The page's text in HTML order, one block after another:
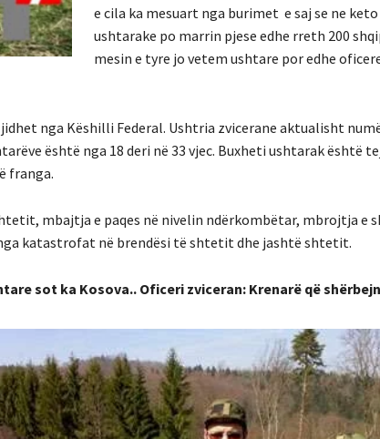
e cila ka mesuart nga burimet e saj se ne
ushtarake po marrin pjese edhe rreth 200
mesin e tyre jo vetem ushtare por edhe
nga Këshilli Federal. Ushtria zvicerane aktualisht
është nga 18 deri në 33 vjec. Buxheti ushtarak është
franga.
mbajtja e paqes në nivelin ndërkombëtar, mbrojtja e
katastrofat në brendësi të shtetit dhe jashtë shtetit.
sot ka Kosova.. Oficeri zviceran: Krenarë që